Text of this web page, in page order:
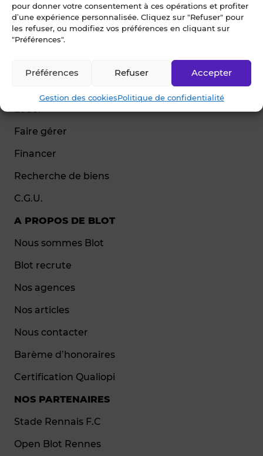
pour donner votre consentement à ces opérations et profiter
d’une expérience personnalisée. Cliquez sur "Refuser" pour
les refuser, ou modifiez vos préférences en cliquant sur
"Préférences".
Accepter
Refuser
Préférences
Gestion des cookiesPolitique de confidentialité
NAVIGATION
Vendre
Louer
Faire gérer
Financer
Recherche de biens
C.G.U.
A PROPOS DE BLOT
Nous sommes Blot
Blot recrute
Nos agences
Nos articles
Nous contacter
Barème d’honoraires
Certification Qualiopi
NOS PARTENAIRES
Stade Rennais F.C
Open Blot Rennes